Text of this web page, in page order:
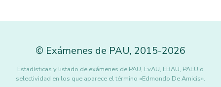
© Exámenes de PAU, 2015-2026
Estadísticas y listado de exámenes de PAU, EvAU, EBAU, PAEU o
selectividad en los que aparece el término «Edmondo De Amicis».